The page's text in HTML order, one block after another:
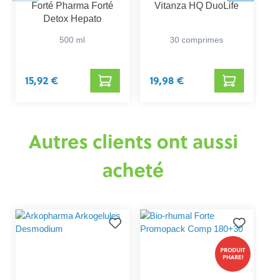
Forté Pharma Forté
Detox Hepato
500 ml
15,92 €
Vitanza HQ DuoLife
30 comprimes
19,98 €
Autres clients ont aussi
acheté
PRODUIT
PHARE!